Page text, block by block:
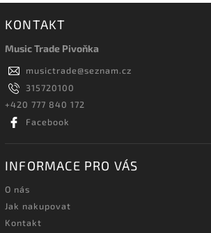
KONTAKT
Music Trade Pivoňka
musictrade@seznam.cz
315720100
+420 777 840 172
Facebook
INFORMACE PRO VÁS
O nás
Jak nakupovat
Kontakt